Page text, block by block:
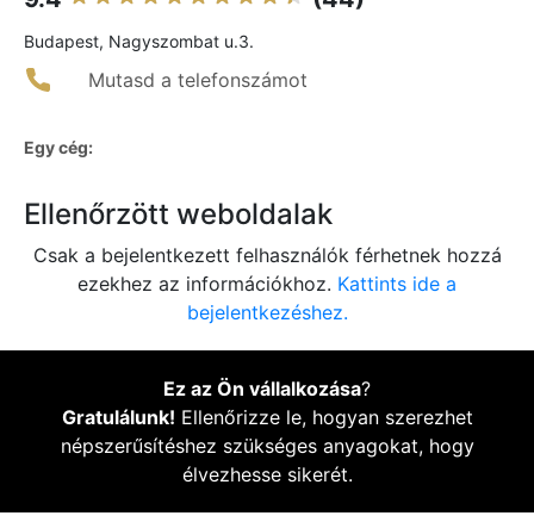
Budapest, Nagyszombat u.3.
Mutasd a telefonszámot
Egy cég:
Ellenőrzött weboldalak
Csak a bejelentkezett felhasználók férhetnek hozzá
ezekhez az információkhoz. Kattints ide a
bejelentkezéshez.
Ez az Ön vállalkozása?
Gratulálunk! Ellenőrizze le, hogyan szerezhet
népszerűsítéshez szükséges anyagokat, hogy
élvezhesse sikerét.